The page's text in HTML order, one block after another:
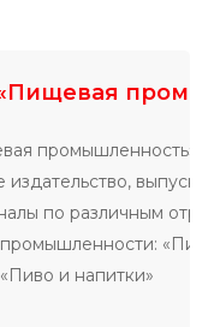
промышленность»
издательство,
по различным
и напитки»